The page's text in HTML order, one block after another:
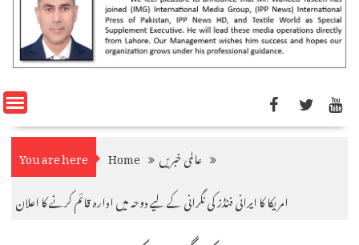
You are here Home
عالمی خبریں
امریکا کا ایرانی فنڈز کی نگرانی کے لیے دوحہ میں ادارہ قائم کرنے کا اعلان